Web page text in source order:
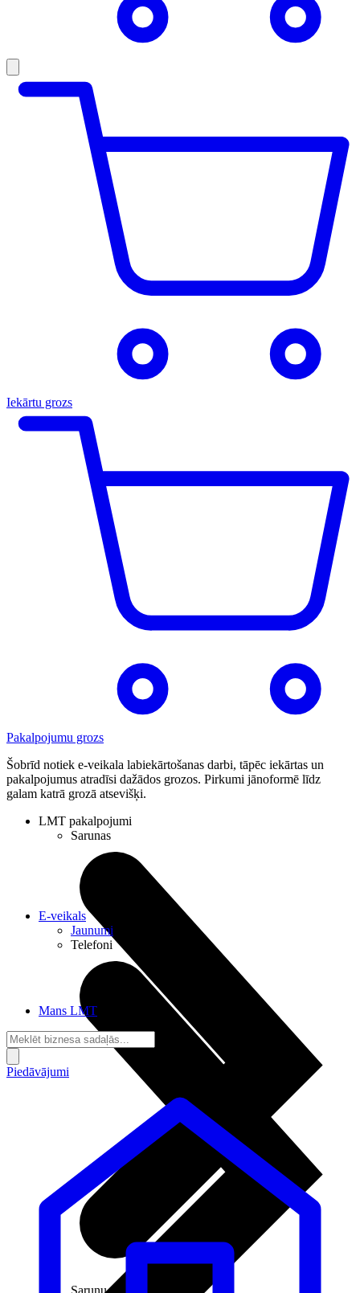
Iekārtu grozs
Pakalpojumu grozs
Šobrīd notiek e-veikala labiekārtošanas darbi, tāpēc iekārtas un
pakalpojumus atradīsi dažādos grozos. Pirkumi jānoformē līdz
galam katrā grozā atsevišķi.
LMT pakalpojumi
Sarunas
Sarunu pieslēgumi
E-veikals
Jaunumi
Telefoni
Mans LMT
Piedāvājumi